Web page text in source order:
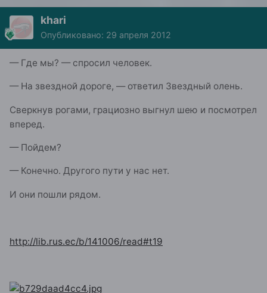
khari
Опубликовано: 29 апреля 2012
— Где мы? — спросил человек.
— На звездной дороге, — ответил Звездный олень.
Сверкнув рогами, грациозно выгнул шею и посмотрел
вперед.
— Пойдем?
— Конечно. Другого пути у нас нет.
И они пошли рядом.
http://lib.rus.ec/b/141006/read#t19